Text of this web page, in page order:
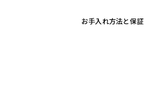
お手入れ方法と保証